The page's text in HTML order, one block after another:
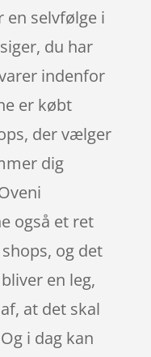
en selvfølge i
du har
indenfor
er købt
der vælger
dig
også et ret
og det
en leg,
at det skal
i dag kan